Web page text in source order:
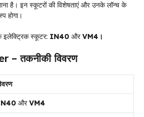
है। इन स्कूटरों की विशेषताएं और उनके लॉन्च के
होगा।
इलेक्ट्रिक स्कूटर: IN40 औरVM4।
–तकनीकी विवरण
औरVM4